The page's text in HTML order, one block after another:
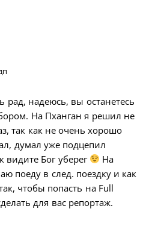
рад, надеюсь, вы останетесь
На Пханган я решил не
так как не очень хорошо
думал уже подцепил
видите Бог уберег
На
поеду в след. поездку и как
чтобы попасть на Full
для вас репортаж.